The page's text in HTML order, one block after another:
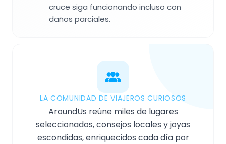
cruce siga funcionando incluso con
daños parciales.
LA COMUNIDAD DE VIAJEROS CURIOSOS
AroundUs reúne miles de lugares
seleccionados, consejos locales y joyas
escondidas, enriquecidos cada día por